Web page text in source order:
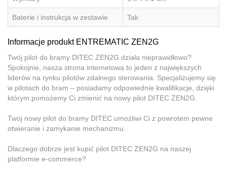
Baterie i instrukcja w zestawie Tak
Informacje produkt ENTREMATIC ZEN2G
Twój pilot do bramy DITEC ZEN2G działa nieprawidłowo?
Spokojnie, nasza strona internetowa to jeden z największych
liderów na rynku pilotów zdalnego sterowania. Specjalizujemy się
w pilotach do bram – posiadamy odpowiednie kwalifikacje, dzięki
którym pomożemy Ci zmienić na nowy pilot DITEC ZEN2G.
Twój nowy pilot do bramy DITEC umożliwi Ci z powrotem pewne
otwieranie i zamykanie mechanizmu.
Dlaczego dobrze jest kupić pilot DITEC ZEN2G na naszej
platformie e-commerce?